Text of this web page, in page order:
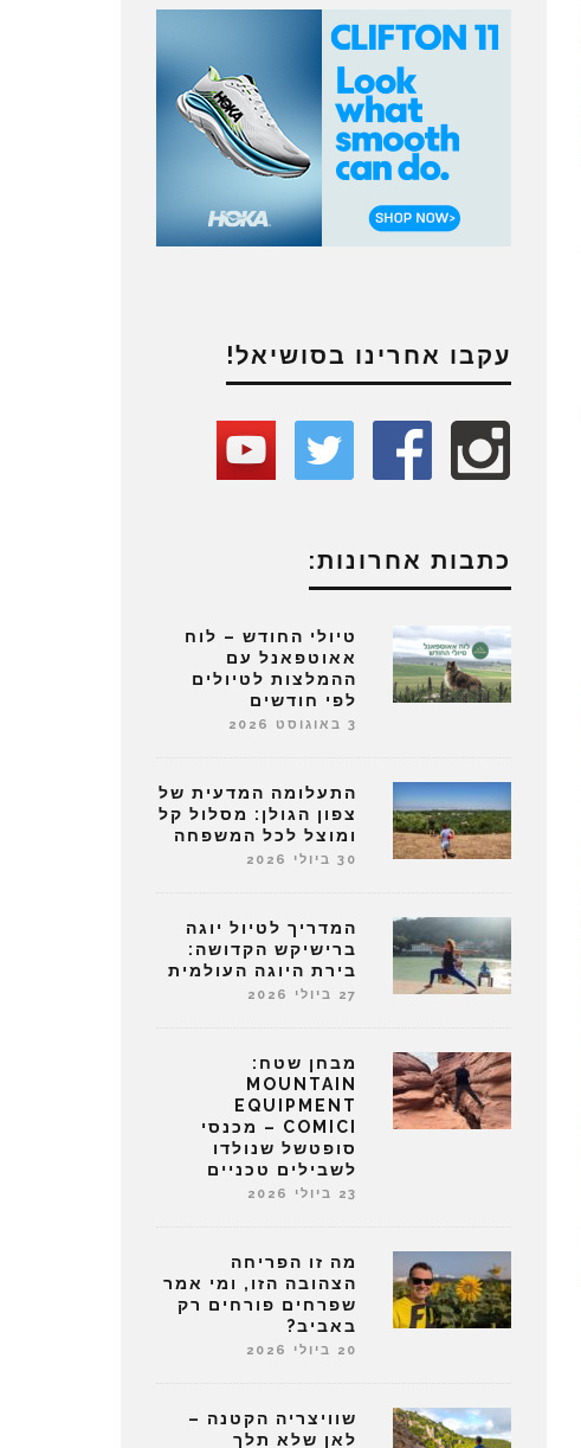
עקבו אחרינו בסושיאל!
כתבות אחרונות:
טיולי החודש – לוח
אאוטפאנל עם
ההמלצות לטיולים
לפי חודשים
3 באוגוסט 2026
התעלומה המדעית של
צפון הגולן: מסלול קל
ומוצל לכל המשפחה
30 ביולי 2026
המדריך לטיול יוגה
ברישיקש הקדושה:
בירת היוגה העולמית
27 ביולי 2026
מבחן שטח:
MOUNTAIN
EQUIPMENT
COMICI – מכנסי
סופטשל שנולדו
לשבילים טכניים
23 ביולי 2026
מה זו הפריחה
הצהובה הזו, ומי אמר
שפרחים פורחים רק
באביב?
20 ביולי 2026
שוויצריה הקטנה –
לאן שלא תלך